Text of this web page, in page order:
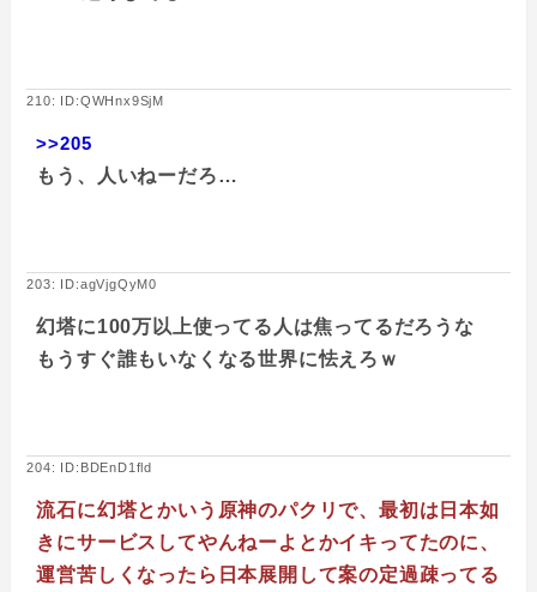
210: ID:QWHnx9SjM
>>205
もう、人いねーだろ…
203: ID:agVjgQyM0
幻塔に100万以上使ってる人は焦ってるだろうな
もうすぐ誰もいなくなる世界に怯えろｗ
204: ID:BDEnD1fld
流石に幻塔とかいう原神のパクリで、最初は日本如
きにサービスしてやんねーよとかイキってたのに、
運営苦しくなったら日本展開して案の定過疎ってる